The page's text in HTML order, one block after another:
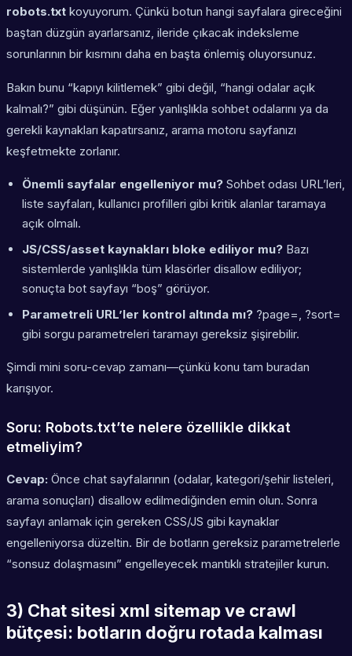
robots.txt koyuyorum. Çünkü botun hangi sayfalara gireceğini
baştan düzgün ayarlarsanız, ileride çıkacak indeksleme
sorunlarının bir kısmını daha en başta önlemiş oluyorsunuz.
Bakın bunu “kapıyı kilitlemek” gibi değil, “hangi odalar açık
kalmalı?” gibi düşünün. Eğer yanlışlıkla sohbet odalarını ya da
gerekli kaynakları kapatırsanız, arama motoru sayfanızı
keşfetmekte zorlanır.
Önemli sayfalar engelleniyor mu? Sohbet odası URL’leri,
liste sayfaları, kullanıcı profilleri gibi kritik alanlar taramaya
açık olmalı.
JS/CSS/asset kaynakları bloke ediliyor mu? Bazı
sistemlerde yanlışlıkla tüm klasörler disallow ediliyor;
sonuçta bot sayfayı “boş” görüyor.
Parametreli URL’ler kontrol altında mı? ?page=, ?sort=
gibi sorgu parametreleri taramayı gereksiz şişirebilir.
Şimdi mini soru-cevap zamanı—çünkü konu tam buradan
karışıyor.
Soru: Robots.txt’te nelere özellikle dikkat
etmeliyim?
Cevap: Önce chat sayfalarının (odalar, kategori/şehir listeleri,
arama sonuçları) disallow edilmediğinden emin olun. Sonra
sayfayı anlamak için gereken CSS/JS gibi kaynaklar
engelleniyorsa düzeltin. Bir de botların gereksiz parametrelerle
“sonsuz dolaşmasını” engelleyecek mantıklı stratejiler kurun.
3) Chat sitesi xml sitemap ve crawl
bütçesi: botların doğru rotada kalması